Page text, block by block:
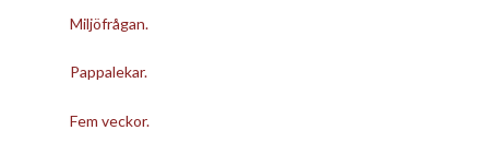
Miljöfrågan.
Pappalekar.
Fem veckor.